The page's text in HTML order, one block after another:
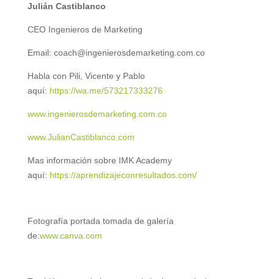
Julián Castiblanco
CEO Ingenieros de Marketing
Email: coach@ingenierosdemarketing.com.co
Habla con Pili, Vicente y Pablo
aquí: https://wa.me/573217333276
www.ingenierosdemarketing.com.co
www.JulianCastiblanco.com
Mas información sobre IMK Academy
aquí: https://aprendizajeconresultados.com/
Fotografía portada tomada de galería
de:www.canva.com